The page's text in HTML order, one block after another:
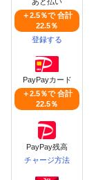
＋2.5％で 合計
22.5％
登録する
PayPayカード
＋2.5％で 合計
22.5％
PayPay残高
チャージ方法